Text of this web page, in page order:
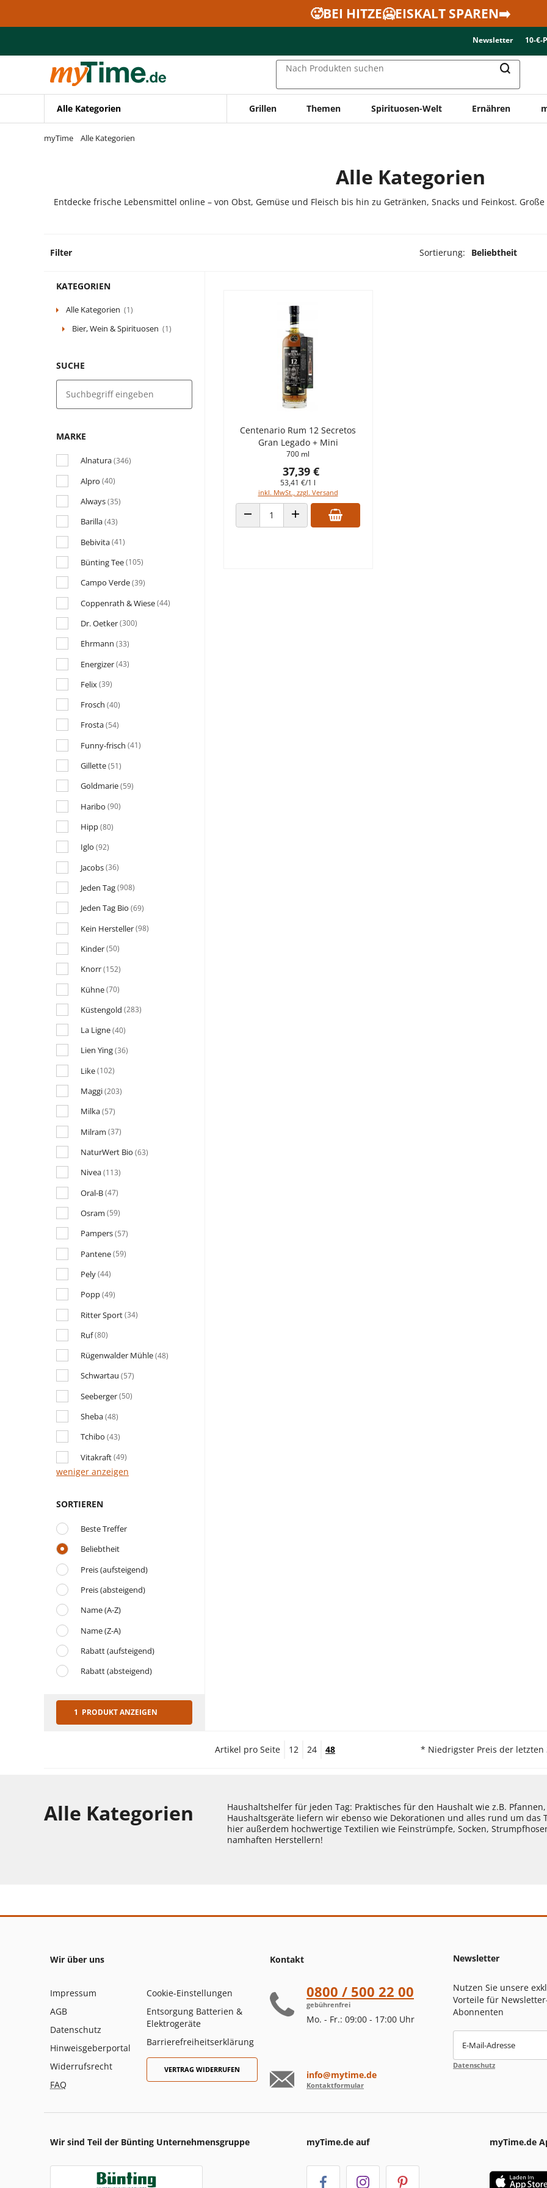
Zur Navigation springen
🥵BEI HITZE🥶EISKALT SPAREN➡️
Newsletter 10-€-
Nach Produkten suchen
Alle Kategorien Grillen Themen Spirituosen-Welt Ernähren
myTime Alle Kategorien
Alle Kategorien
Entdecke frische Lebensmittel online – von Obst, Gemüse und Fleisch bis hin zu Getränken, Snacks und Feinkost.
Filter Sortierung: Beliebtheit
KATEGORIEN
Alle Kategorien (1)
Bier, Wein & Spirituosen (1)
SUCHE
MARKE
Alnatura(346)
Alpro (40)
Always(35)
Barilla(43)
Bebivita(41)
Bünting Tee(105)
Campo Verde(39)
Coppenrath & Wiese(44)
Dr. Oetker(300)
Ehrmann (33)
Energizer(43)
Felix(39)
Frosch (40)
Frosta(54)
Funny-frisch (41)
Gillette(51)
Goldmarie(59)
Haribo (90)
Hipp(80)
Iglo (92)
Jacobs(36)
Jeden Tag(908)
Jeden Tag Bio (69)
Kein Hersteller(98)
Kinder(50)
Knorr(152)
Kühne(70)
Küstengold (283)
La Ligne(40)
Lien Ying(36)
Like(102)
Maggi(203)
Milka(57)
Milram (37)
NaturWert Bio (63)
Nivea(113)
Oral-B(47)
Osram (59)
Pampers(57)
Pantene(59)
Pely(44)
Popp(49)
Ritter Sport(34)
Ruf(80)
Rügenwalder Mühle(48)
Schwartau (57)
Seeberger(50)
Sheba(48)
Tchibo (43)
Vitakraft(49)
weniger anzeigen
SORTIEREN
Beste Treffer
Beliebtheit
Preis (aufsteigend)
Preis (absteigend)
Name (A-Z)
Name (Z-A)
Rabatt (aufsteigend)
Rabatt (absteigend)
1 PRODUKT ANZEIGEN
Centenario Rum 12 Secretos
Gran Legado + Mini
700 ml
37,39 €
53,41 €/1 l
inkl. MwSt., zzgl. Versand
ANZAHL VERRINGERNANZAHL ERHÖHEN
Artikel pro Seite 12 24 48 * Niedrigster Preis der letzten
Alle Kategorien
Haushaltshelfer für jeden Tag: Praktisches für den Haushalt wie z.B.
Haushaltsgeräte liefern wir ebenso wie Dekorationen und alles rund um das
hier außerdem hochwertige Textilien wie Feinstrümpfe, Socken,
namhaften Herstellern!
Wir über uns
Impressum
AGB
Datenschutz
Hinweisgeberportal
Widerrufsrecht
FAQ
Cookie-Einstellungen
Entsorgung Batterien &
Elektrogeräte
Barrierefreiheitserklärung
VERTRAG WIDERRUFEN
Kontakt
0800 / 500 22 00
gebührenfrei
Mo. - Fr.: 09:00 - 17:00 Uhr
info@mytime.de
Kontaktformular
Newsletter
Nutzen Sie unsere
Vorteile für
Abonnenten
E-Mail-Adresse
Datenschutz
Wir sind Teil der Bünting Unternehmensgruppe myTime.de auf myTime.de